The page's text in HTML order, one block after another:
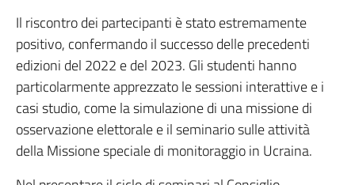
Il riscontro dei partecipanti è stato estremamente
positivo, confermando il successo delle precedenti
edizioni del 2022 e del 2023. Gli studenti hanno
particolarmente apprezzato le sessioni interattive e i
casi studio, come la simulazione di una missione di
osservazione elettorale e il seminario sulle attività
della Missione speciale di monitoraggio in Ucraina.